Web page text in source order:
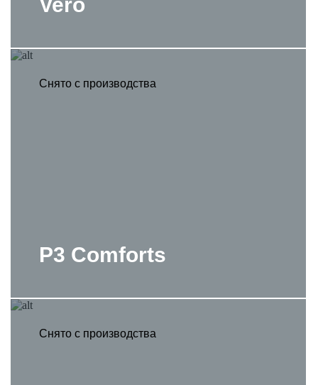
Снято с производства
P3 Comforts
Снято с производства